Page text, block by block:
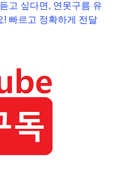
고 싶다면, 연못구름 유
! 빠르고 정확하게 전달